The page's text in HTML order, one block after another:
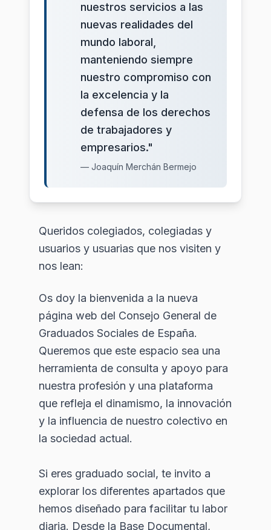
nuestros servicios a las
nuevas realidades del
mundo laboral,
manteniendo siempre
nuestro compromiso con
la excelencia y la
defensa de los derechos
de trabajadores y
empresarios."
— Joaquín Merchán Bermejo
Queridos colegiados, colegiadas y
usuarios y usuarias que nos visiten y
nos lean:
Os doy la bienvenida a la nueva
página web del Consejo General de
Graduados Sociales de España.
Queremos que este espacio sea una
herramienta de consulta y apoyo para
nuestra profesión y una plataforma
que refleja el dinamismo, la innovación
y la influencia de nuestro colectivo en
la sociedad actual.
Si eres graduado social, te invito a
explorar los diferentes apartados que
hemos diseñado para facilitar tu labor
diaria. Desde la Base Documental,